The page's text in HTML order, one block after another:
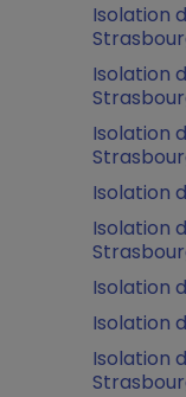
Isolation
Isolation
Isolation
Isolation
Isolation
Isolation
Isolation
Isolation